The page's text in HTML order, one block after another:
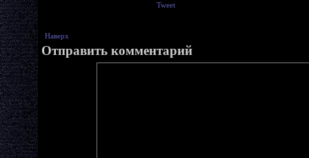
Tweet
Наверх
Отправить комментарий